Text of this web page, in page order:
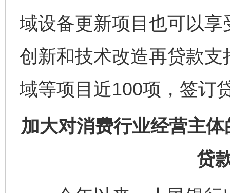
域设备更新项目也可以
创新和技术改造再贷款
域等项目近100项，签订
加大对消费行业经营主
贷